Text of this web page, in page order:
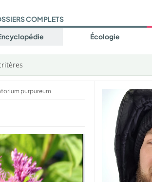
COMPLETS
Écologie
purpureum